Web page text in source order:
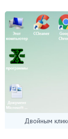
Двойным